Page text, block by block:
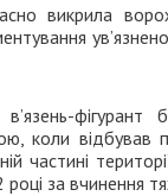
викрила
фігурант
коли відбував
частині
за вчинення